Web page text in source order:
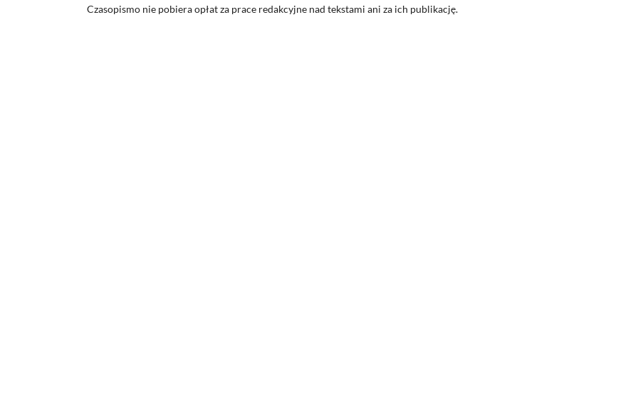
Czasopismo nie pobiera opłat za prace redakcyjne nad tekstami ani za ich publikację.